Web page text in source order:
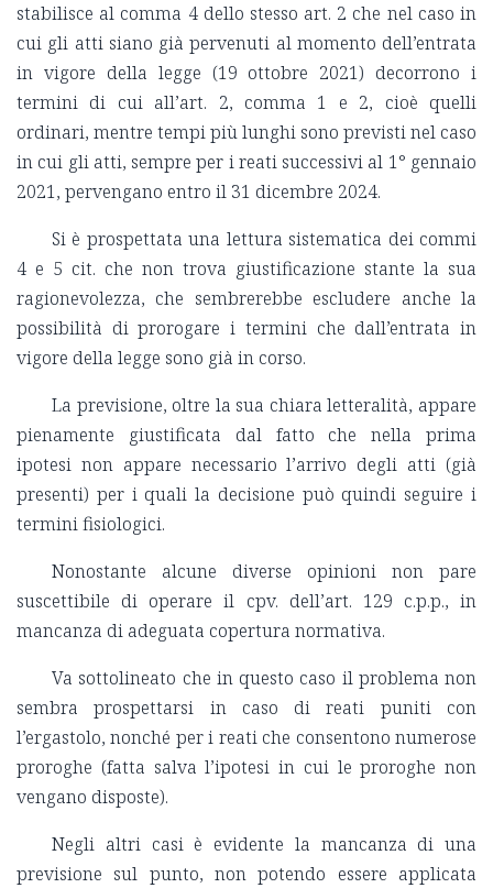
stabilisce al comma 4 dello stesso art. 2 che nel caso in
cui gli atti siano già pervenuti al momento dell’entrata
in vigore della legge (19 ottobre 2021) decorrono i
termini di cui all’art. 2, comma 1 e 2, cioè quelli
ordinari, mentre tempi più lunghi sono previsti nel caso
in cui gli atti, sempre per i reati successivi al 1° gennaio
2021, pervengano entro il 31 dicembre 2024.
Si è prospettata una lettura sistematica dei commi
4 e 5 cit. che non trova giustificazione stante la sua
ragionevolezza, che sembrerebbe escludere anche la
possibilità di prorogare i termini che dall’entrata in
vigore della legge sono già in corso.
La previsione, oltre la sua chiara letteralità, appare
pienamente giustificata dal fatto che nella prima
ipotesi non appare necessario l’arrivo degli atti (già
presenti) per i quali la decisione può quindi seguire i
termini fisiologici.
Nonostante alcune diverse opinioni non pare
suscettibile di operare il cpv. dell’art. 129 c.p.p., in
mancanza di adeguata copertura normativa.
Va sottolineato che in questo caso il problema non
sembra prospettarsi in caso di reati puniti con
l’ergastolo, nonché per i reati che consentono numerose
proroghe (fatta salva l’ipotesi in cui le proroghe non
vengano disposte).
Negli altri casi è evidente la mancanza di una
previsione sul punto, non potendo essere applicata